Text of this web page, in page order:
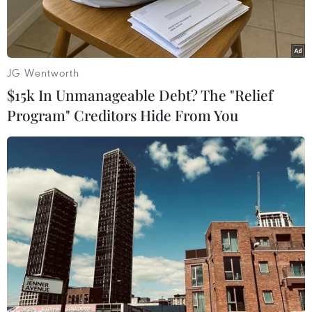
toàn.
hôn Hữu Tân, xã Tân Ninh, huyện Quảng Ninh (Quảng Bình) bị
nước lũ cô lập hoàn toàn. (Ảnh minh hoạ: Danh Lam/TTXVN)
Từ đầu năm 2022 đến nay thiên tai diễn biến
phức tạp và dị thường, điển hình như đợt mưa
JG Wentworth
$15k In Unmanageable Debt? The "Relief
Program" Creditors Hide From You